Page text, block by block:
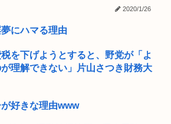
高市早苗「休みは義務よ
ん、学生から「日本も核武装が必要」と
の猛暑の中で作業→熱中症疑いで死亡…
2020/1/26
にハマる理由
税を下げようとすると、野党が「よ
理解できない」片山さつき財務大
好きな理由www